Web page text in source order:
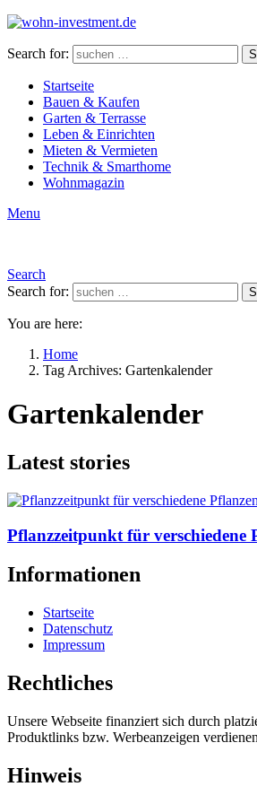
Search for:
Startseite
Bauen & Kaufen
Garten & Terrasse
Leben & Einrichten
Mieten & Vermieten
Technik & Smarthome
Wohnmagazin
Menu
Search
Search for:
You are here:
Home
Tag Archives: Gartenkalender
Gartenkalender
Latest stories
Pflanzzeitpunkt für verschiedene
Informationen
Startseite
Datenschutz
Impressum
Rechtliches
Unsere Webseite finanziert sich durch
Produktlinks bzw. Werbeanzeigen
Hinweis